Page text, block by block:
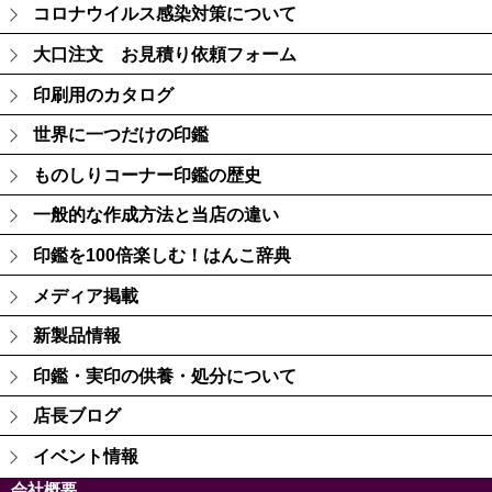
コロナウイルス感染対策について
大口注文 お見積り依頼フォーム
印刷用のカタログ
世界に一つだけの印鑑
ものしりコーナー印鑑の歴史
一般的な作成方法と当店の違い
印鑑を100倍楽しむ！はんこ辞典
メディア掲載
新製品情報
印鑑・実印の供養・処分について
店長ブログ
イベント情報